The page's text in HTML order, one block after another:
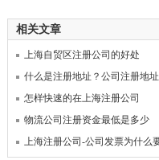
相关文章
上海自贸区注册公司的好处
什么是注册地址？公司注册地
怎样快速的在上海注册公司
物流公司注册资金最低是多少
上海注册公司-公司发票为什么